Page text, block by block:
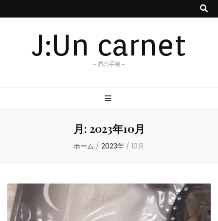
J:Un carnet
～潤の手帳～
月: 2023年10月
ホーム / 2023年 / 10月